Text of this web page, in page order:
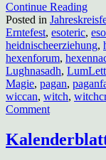
Continue Reading
Posted in
Erntefest, esoteric,
heidnischeerziehung,
hexenforum,
Lughnasadh,
Magie, pagan,
wiccan, witch,
Commenton
mit
Kindern: